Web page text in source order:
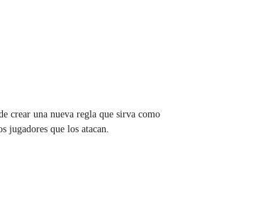
crear una nueva regla que sirva como
jugadores que los atacan.